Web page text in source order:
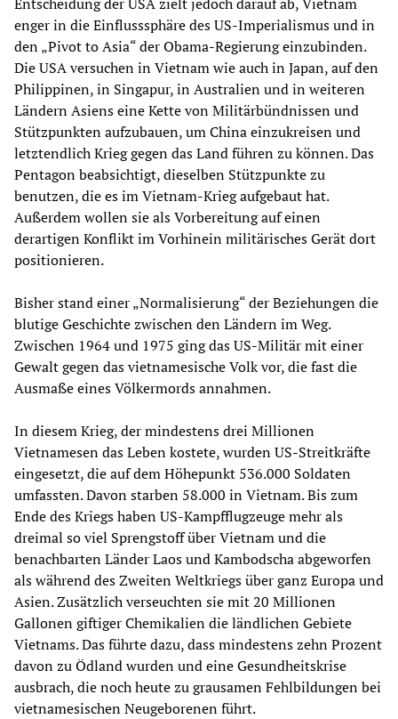
enger in die Einflusssphäre des US-Imperialismus und in
den „Pivot to Asia“ der Obama-Regierung einzubinden.
Die USA versuchen in Vietnam wie auch in Japan, auf den
Philippinen, in Singapur, in Australien und in weiteren
Ländern Asiens eine Kette von Militärbündnissen und
Stützpunkten aufzubauen, um China einzukreisen und
letztendlich Krieg gegen das Land führen zu können. Das
Pentagon beabsichtigt, dieselben Stützpunkte zu
benutzen, die es im Vietnam-Krieg aufgebaut hat.
Außerdem wollen sie als Vorbereitung auf einen
derartigen Konflikt im Vorhinein militärisches Gerät dort
positionieren.
Bisher stand einer „Normalisierung“ der Beziehungen die
blutige Geschichte zwischen den Ländern im Weg.
Zwischen 1964 und 1975 ging das US-Militär mit einer
Gewalt gegen das vietnamesische Volk vor, die fast die
Ausmaße eines Völkermords annahmen.
In diesem Krieg, der mindestens drei Millionen
Vietnamesen das Leben kostete, wurden US-Streitkräfte
eingesetzt, die auf dem Höhepunkt 536.000 Soldaten
umfassten. Davon starben 58.000 in Vietnam. Bis zum
Ende des Kriegs haben US-Kampfflugzeuge mehr als
dreimal so viel Sprengstoff über Vietnam und die
benachbarten Länder Laos und Kambodscha abgeworfen
als während des Zweiten Weltkriegs über ganz Europa und
Asien. Zusätzlich verseuchten sie mit 20 Millionen
Gallonen giftiger Chemikalien die ländlichen Gebiete
Vietnams. Das führte dazu, dass mindestens zehn Prozent
davon zu Ödland wurden und eine Gesundheitskrise
ausbrach, die noch heute zu grausamen Fehlbildungen bei
vietnamesischen Neugeborenen führt.